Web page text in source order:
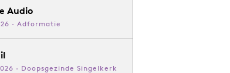
Audio
· Adformatie
· Doopsgezinde Singelkerk